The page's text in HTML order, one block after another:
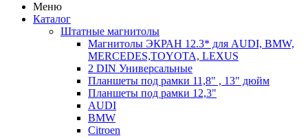
Меню
Каталог
Штатные магнитолы
Магнитолы ЭКРАН 12.3* для AUDI, BMW,
MERCEDES,TOYOTA, LEXUS
2 DIN Универсальные
Планшеты под рамки 11,8" , 13" дюйм
Планшеты под рамки 12,3"
AUDI
BMW
Citroen